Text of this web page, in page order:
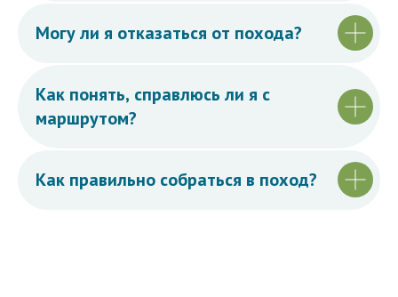
Могу ли я отказаться от похода?
Как понять, справлюсь ли я с
маршрутом?
Как правильно собраться в поход?